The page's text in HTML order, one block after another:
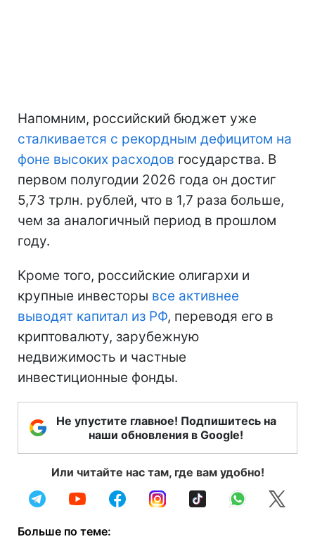
Напомним, российский бюджет уже
сталкивается с рекордным дефицитом на
фоне высоких расходов государства. В
первом полугодии 2026 года он достиг
5,73 трлн. рублей, что в 1,7 раза больше,
чем за аналогичный период в прошлом
году.
Кроме того, российские олигархи и
крупные инвесторы все активнее
выводят капитал из РФ, переводя его в
криптовалюту, зарубежную
недвижимость и частные
инвестиционные фонды.
Не упустите главное! Подпишитесь на
наши обновления в Google!
Или читайте нас там, где вам удобно!
Больше по теме: